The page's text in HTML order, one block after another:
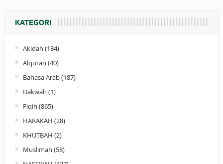
KATEGORI
Akidah (184)
Alquran (40)
Bahasa Arab(187)
Dakwah (1)
Fiqih (865)
HARAKAH (28)
KHUTBAH (2)
Muslimah (58)